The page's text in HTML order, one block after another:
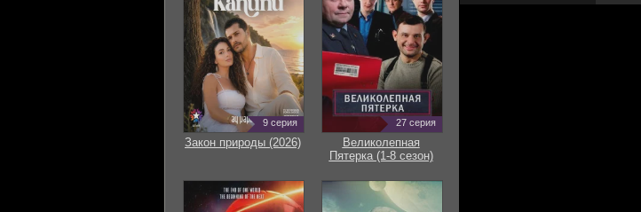
9 серия
Закон природы (2026)
27 серия
Великолепная
Пятерка (1-8 сезон)